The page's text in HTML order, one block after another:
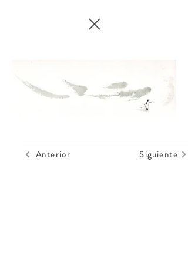
Anterior Siguiente